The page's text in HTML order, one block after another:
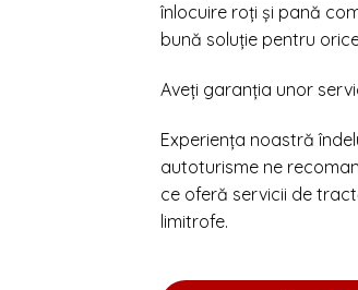
înlocuire roți și pană
bună soluție pentru
Aveți garanția unor
Experiența noastră
autoturisme ne
ce oferă servicii de
limitrofe.